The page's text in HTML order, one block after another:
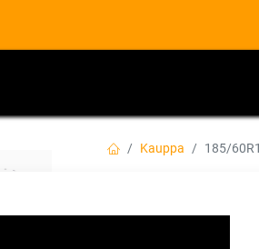
Kauppa 185/
185/60R15
EAN:4024063009486